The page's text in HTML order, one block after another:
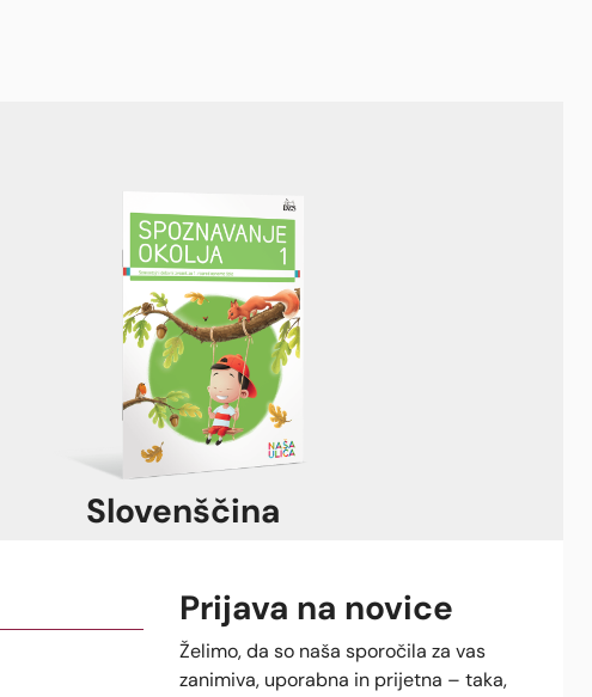
Slovenščina
Prijava na novice
Želimo, da so naša sporočila za vas
zanimiva, uporabna in prijetna – taka,